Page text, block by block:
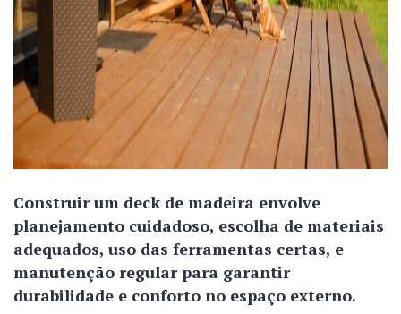
Construir um deck de madeira envolve
planejamento cuidadoso, escolha de materiais
adequados, uso das ferramentas certas, e
manutenção regular para garantir
durabilidade e conforto no espaço externo.